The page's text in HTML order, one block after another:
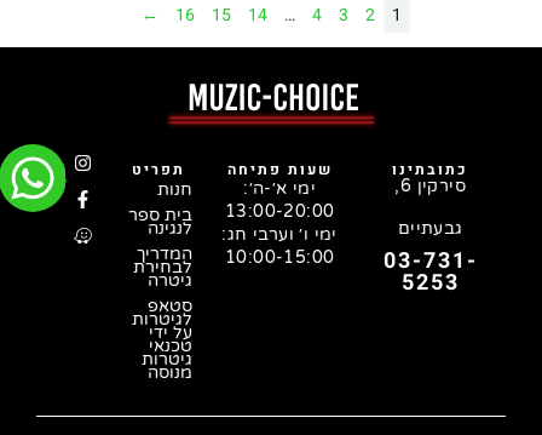
1
2
3
4
…
14
15
16
←
כתובתינו
סירקין 6,
גבעתיים
03-731-
5253
שעות פתיחה
ימי א׳-ה׳:
13:00-20:00
ימי ו׳ וערבי חג:
10:00-15:00
תפריט
חנות
בית ספר
לנגינה
המדריך
לבחירת
גיטרה
סטאפ
לגיטרות
על ידי
טכנאי
גיטרות
מנוסה